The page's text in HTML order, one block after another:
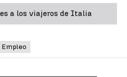
a los viajeros de Italia
Empleo